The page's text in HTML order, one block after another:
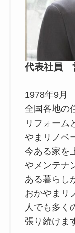
代表社員
1978年9月
全国各地の
リフォーム
やまリノベ
今ある家を
やメンテナ
ある暮らし
おかやまリ
人でも多く
張り続けま